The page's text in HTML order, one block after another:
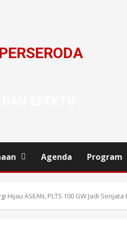
Agenda Program
Hijau ASEAN, PLTS 100 GW Jadi